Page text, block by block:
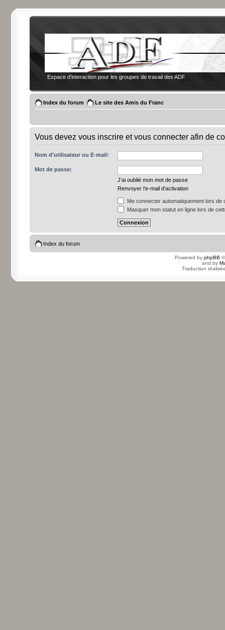
Espace d'interaction pour les groupes de travail des ADF
Index du forum Le site des Amis du Franc
Vous devez vous inscrire et vous connecter afin de
Nom d'utilisateur ou E-mail:
Mot de passe:
J’ai oublié mon mot de passe
Renvoyer l’e-mail d’activation
Me connecter automatiquement lors de
Masquer mon statut en ligne lors de
Index du forum
Powered by phpBB
and by
Traduction